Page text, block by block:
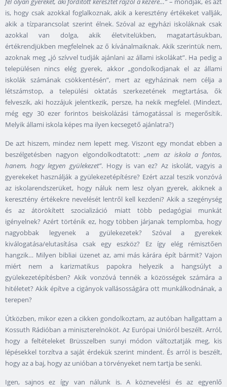
is, hogy csak azokkal foglalkoznak, akik a keresztény értékeket vallják,
akik a tízparancsolat szerint élnek. Szóval az egyházi iskoláknak csak
azokkal van dolga, akik életvitelükben, magatartásukban,
értékrendjükben megfelelnek az ő kívánalmaiknak. Akik szerintük nem,
azoknak meg „jó szívvel tudják ajánlani az állami iskolákat”. Ha pedig a
településen nincs elég gyerek, akkor „gondolkodjanak el az állami
iskolák számának csökkentésén”, mert az egyházinak nem célja a
létszámstop, a települési oktatás szerkezetének megtartása, ők
felveszik, aki hozzájuk jelentkezik, persze, ha nekik megfelel. (Mindezt,
még egy 30 ezer forintos beiskolázási támogatással is megerősítik.
Melyik állami iskola képes ma ilyen kecsegető ajánlatra?)
De azt hiszem, mindez nem lepett meg. Viszont egy mondat ebben a
beszélgetésben nagyon elgondolkodtatott:„nem az iskola a fontos,
hanem, hogy legyen gyülekezet”. Hogy is van ez? Az iskolát, vagyis a
gyerekeket használják a gyülekezetépítésre? Ezért azzal teszik vonzóvá
az iskolarendszerüket, hogy náluk nem lesz olyan gyerek, akiknek a
keresztény értékekre nevelését lentről kell kezdeni? Akik a szegénység
és az átörökített szocializáció miatt több pedagógiai munkát
igényelnek? Azért történik ez, hogy többen járjanak templomba, hogy
nagyobbak legyenek a gyülekezetek? Szóval a gyerekek
kiválogatása/elutasítása csak egy eszköz? Ez így elég rémisztően
hangzik… Milyen bibliai üzenet az, ami más kárára épít bármit? Vajon
miért nem a karizmatikus papokra helyezik a hangsúlyt a
gyülekezetépítésben? Akik vonzóvá tennék a közösségek számára a
hitéletet? Akik építve a cigányok vallásosságára ott munkálkodnának, a
terepen?
Útközben, mikor ezen a cikken gondolkoztam, az autóban hallgattam a
Kossuth Rádióban a miniszterelnököt. Az Európai Unióról beszélt. Arról,
hogy a feltételeket Brüsszelben sunyi módon változtatják meg, kis
lépésekkel torzítva a saját érdekük szerint mindent. És arról is beszélt,
hogy az a baj, hogy az unióban a törvényeket nem tartja be senki.
Igen, sajnos ez így van nálunk is. A köznevelési és az egyenlő